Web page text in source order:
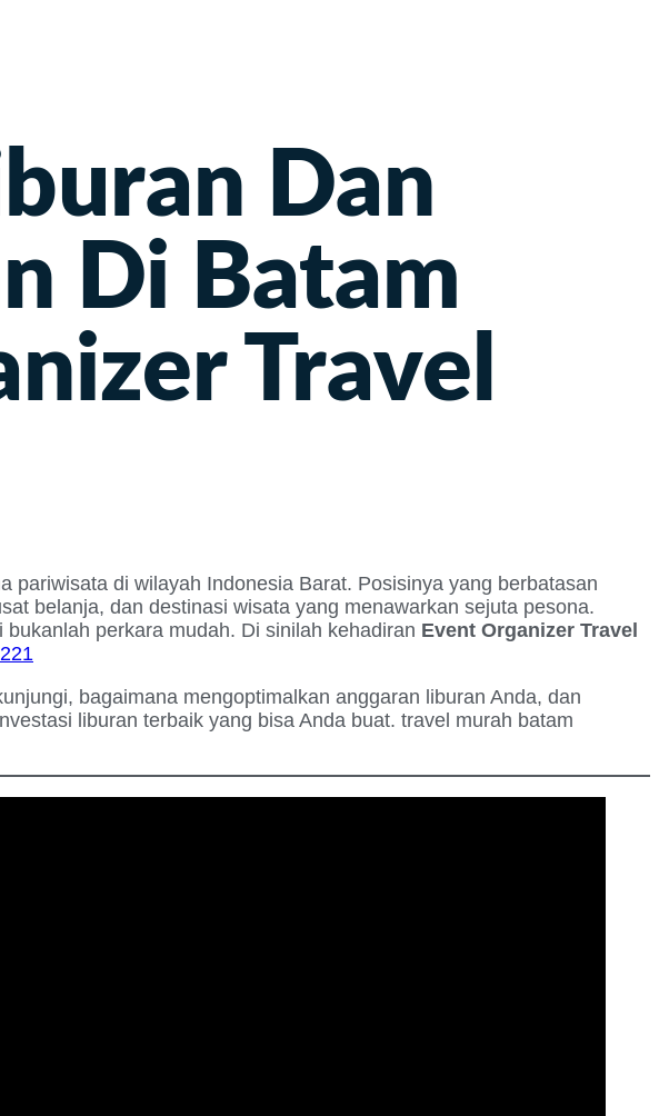
Dan
Di Batam
Travel
di wilayah Indonesia Barat. Posisinya yang berbatasan
belanja, dan destinasi wisata yang menawarkan sejuta pesona.
perkara mudah. Di sinilah kehadiran Event Organizer Travel
bagaimana mengoptimalkan anggaran liburan Anda, dan
liburan terbaik yang bisa Anda buat. travel murah batam